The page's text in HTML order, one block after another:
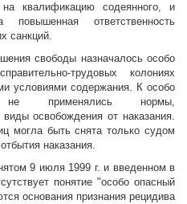
квалификацию содеянного, и
повышенная ответственность
санкций.
свободы назначалось особо
трудовых колониях
условиями содержания. К особо
не применялись нормы,
освобождения от наказания.
могла быть снята только судом
наказания.
9 июля 1999 г. и введенном в
понятие "особо опасный
основания признания рецидива